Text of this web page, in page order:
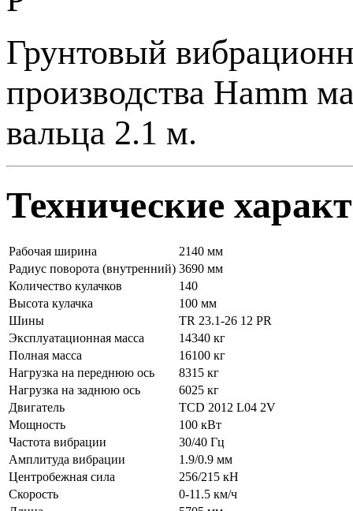
Грунтовый
производства Hamm
вальца 2.1 м.
Технические
Рабочая ширина
2140 мм
Радиус поворота (внутренний) 3690 мм
Количество кулачков
140
Высота кулачка
100 мм
Шины
TR 23.1-26 12 PR
Эксплуатационная масса
14340 кг
Полная масса
16100 кг
Нагрузка на переднюю ось
8315 кг
Нагрузка на заднюю ось
6025 кг
Двигатель
TCD 2012 L04 2V
Мощность
100 кВт
Частота вибрации
30/40 Гц
Амплитуда вибрации
1.9/0.9 мм
Центробежная сила
256/215 кН
Скорость
0-11.5 км/ч